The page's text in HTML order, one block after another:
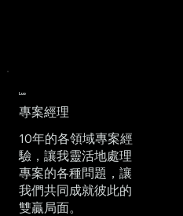
Luo
​專案經理
10年的各領域專案經
驗，讓我靈活地處理
專案的各種問題，讓
我們共同成就彼此的
雙贏局面。